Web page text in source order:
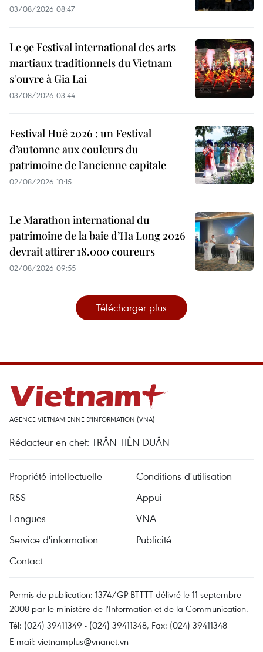
03/08/2026 08:47
Le 9e Festival international des arts
martiaux traditionnels du Vietnam
s'ouvre à Gia Lai
03/08/2026 03:44
Festival Huê 2026 : un Festival
d’automne aux couleurs du
patrimoine de l’ancienne capitale
02/08/2026 10:15
Le Marathon international du
patrimoine de la baie d’Ha Long 2026
devrait attirer 18.000 coureurs
02/08/2026 09:55
Télécharger plus
AGENCE VIETNAMIENNE D'INFORMATION (VNA)
Rédacteur en chef: TRÂN TIÊN DUÂN
Propriété intellectuelle
Conditions d'utilisation
RSS
Appui
Langues
VNA
Service d'information
Publicité
Contact
Permis de publication: 1374/GP-BTTTT délivré le 11 septembre
2008 par le ministère de l'Information et de la Communication.
Tél: (024) 39411349 - (024) 39411348, Fax: (024) 39411348
E-mail: vietnamplus@vnanet.vn